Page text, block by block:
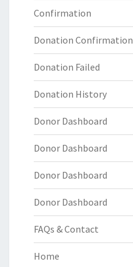
Confirmation
Donation Confirmation
Donation Failed
Donation History
Donor Dashboard
Donor Dashboard
Donor Dashboard
Donor Dashboard
FAQs & Contact
Home